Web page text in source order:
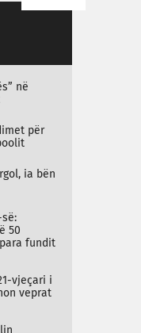
në
për
ia bën
50
fundit
vjeçari i
veprat